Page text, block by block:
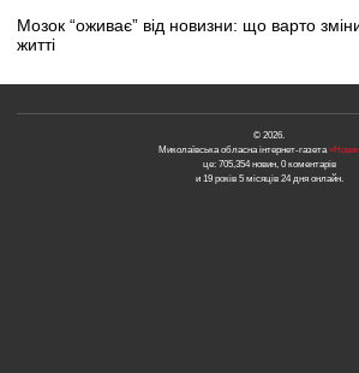
Мозок “оживає” від новизни: що варто
житті
© 2026.
Миколаївська обласна інтернет-газета
це: 705,354 новин, 0 коментарів
и 19 років 5 місяців 24 дня онлайн.